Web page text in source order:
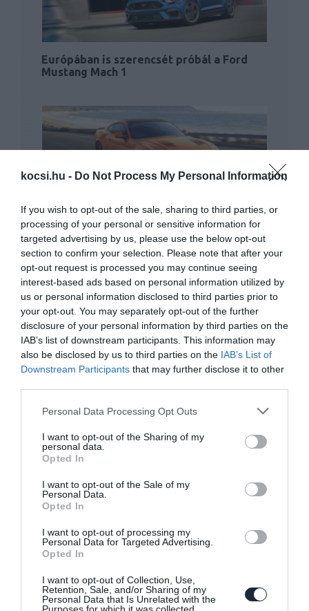
kocsi.hu - Do Not Process My Personal Information
If you wish to opt-out of the sale, sharing to third parties, or
processing of your personal or sensitive information for
targeted advertising by us, please use the below opt-out
section to confirm your selection. Please note that after your
opt-out request is processed you may continue seeing
interest-based ads based on personal information utilized by
us or personal information disclosed to third parties prior to
your opt-out. You may separately opt-out of the further
disclosure of your personal information by third parties on the
IAB’s list of downstream participants. This information may
also be disclosed by us to third parties on the IAB’s List of
Downstream Participants that may further disclose it to other
Please note that this website/app uses one or more Google
not limited to your visit or usage behaviour. You may click to
grant or deny consent to Google and its third-party tags to
use your data for below specified purposes in below Google
consent section.
Personal Data Processing Opt Outs
I want to opt-out of the Sharing of my
personal data.
Opted In
I want to opt-out of the Sale of my
Personal Data.
Opted In
I want to opt-out of processing my
Personal Data for Targeted Advertising.
Opted In
I want to opt-out of Collection, Use,
Retention, Sale, and/or Sharing of my
Personal Data that Is Unrelated with the
Európában is szerencsét próbál a Ford
Mustang Mach 1
Különleges szériával ünnepel a Ford
Mustang
Most már tudjuk, hogy megy a Mustang!
Kémfotókon az új Ford Mustang!